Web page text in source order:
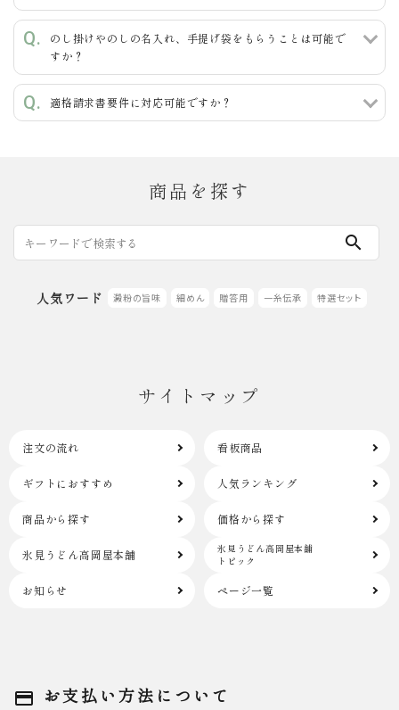
のし掛けやのしの名入れ、手提げ袋をもらうことは可能で
すか？
適格請求書要件に対応可能ですか？
商品を探す
search
人気ワード 澱粉の旨味 細めん 贈答用 一糸伝承 特選セット
サイトマップ
注文の流れ 看板商品
ギフトにおすすめ 人気ランキング
商品から探す 価格から探す
氷見うどん高岡屋本舗
氷見うどん高岡屋本舗
トピック
お知らせ ページ一覧
payment お支払い方法について